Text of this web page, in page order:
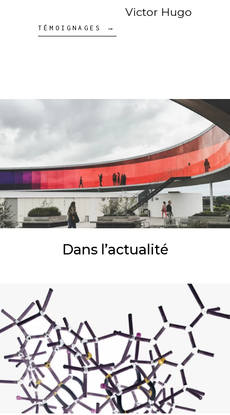
Victor Hugo
TÉMOIGNAGES →
Dans l’actualité